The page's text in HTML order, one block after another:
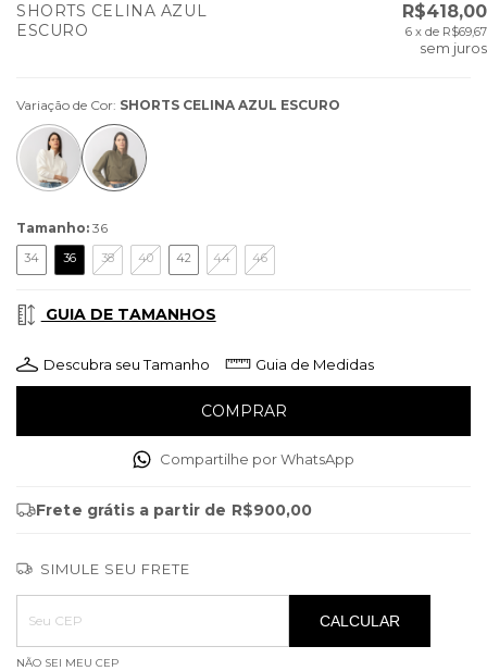
SHORTS CELINA AZUL
ESCURO
R$418,00
6 x de R$69,67
sem juros
Variação de Cor: SHORTS CELINA AZUL ESCURO
Tamanho: 36
34 36 38 40 42 44 46
GUIA DE TAMANHOS
Descubra seu Tamanho Guia de Medidas
Compartilhe por WhatsApp
Frete grátis a partir de R$900,00
SIMULE SEU FRETE
Entregas para o CEP:
ALTERAR CEP
CALCULAR
NÃO SEI MEU CEP